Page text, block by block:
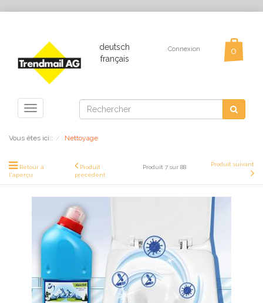
deutsch
français
Connexion
Toggle
navigation
Vous êtes ici:: Nettoyage
Retour à
l'aperçu
Produit
précédent
Produit 7 sur 88 Produit suivant